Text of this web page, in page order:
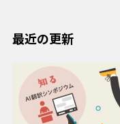
最近の更新